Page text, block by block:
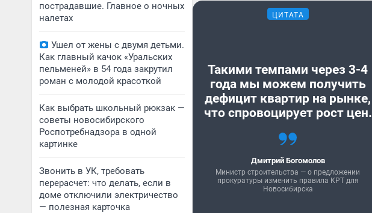
пострадавшие. Главное о ночных
налетах
Ушел от жены с двумя детьми.
Как главный качок «Уральских
пельменей» в 54 года закрутил
роман с молодой красоткой
Как выбрать школьный рюкзак —
советы новосибирского
Роспотребнадзора в одной
картинке
Звонить в УК, требовать
перерасчет: что делать, если в
доме отключили электричество
— полезная карточка
ЦИТАТА
Такими темпами через 3-4
года мы можем получить
дефицит квартир на рынке,
что спровоцирует рост цен.
Дмитрий Богомолов
Министр строительства — о предложении
прокуратуры изменить правила КРТ для
Новосибирска